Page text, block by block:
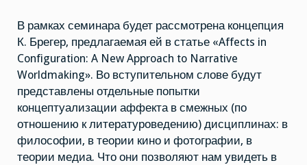
В рамках семинара будет рассмотрена концепция
К. Брегер, предлагаемая ей в статье «Affects in
Configuration: A New Approach to Narrative
Worldmaking». Во вступительном слове будут
представлены отдельные попытки
концептуализации аффекта в смежных (по
отношению к литературоведению) дисциплинах: в
философии, в теории кино и фотографии, в
теории медиа. Что они позволяют нам увидеть в